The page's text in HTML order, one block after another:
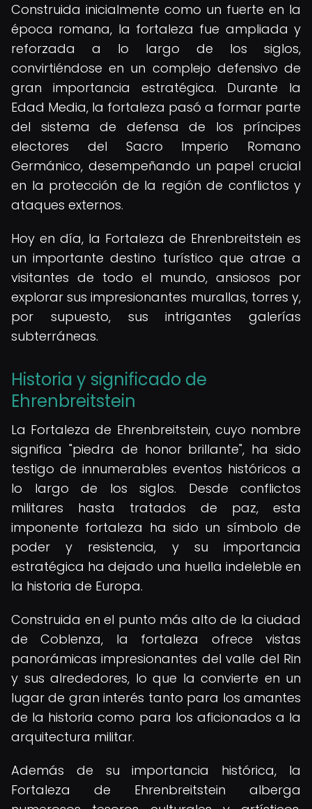
Construida inicialmente como un fuerte en la
época romana, la fortaleza fue ampliada y
reforzada a lo largo de los siglos,
convirtiéndose en un complejo defensivo de
gran importancia estratégica. Durante la
Edad Media, la fortaleza pasó a formar parte
del sistema de defensa de los príncipes
electores del Sacro Imperio Romano
Germánico, desempeñando un papel crucial
en la protección de la región de conflictos y
ataques externos.
Hoy en día, la Fortaleza de Ehrenbreitstein es
un importante destino turístico que atrae a
visitantes de todo el mundo, ansiosos por
explorar sus impresionantes murallas, torres y,
por supuesto, sus intrigantes galerías
subterráneas.
Historia y significado de
Ehrenbreitstein
La Fortaleza de Ehrenbreitstein, cuyo nombre
significa "piedra de honor brillante", ha sido
testigo de innumerables eventos históricos a
lo largo de los siglos. Desde conflictos
militares hasta tratados de paz, esta
imponente fortaleza ha sido un símbolo de
poder y resistencia, y su importancia
estratégica ha dejado una huella indeleble en
la historia de Europa.
Construida en el punto más alto de la ciudad
de Coblenza, la fortaleza ofrece vistas
panorámicas impresionantes del valle del Rin
y sus alrededores, lo que la convierte en un
lugar de gran interés tanto para los amantes
de la historia como para los aficionados a la
arquitectura militar.
Además de su importancia histórica, la
Fortaleza de Ehrenbreitstein alberga